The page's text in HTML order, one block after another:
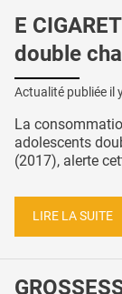
E
double
Actualité publiée il
La
adolescents
(2017), alerte
LIRE LA SUITE